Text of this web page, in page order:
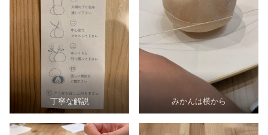
丁寧な解説 みかんは横から